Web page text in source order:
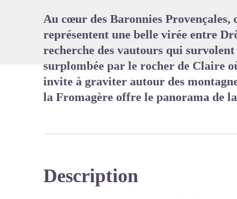
Au cœur des Baronnies
représentent une belle virée entre
recherche des vautours qui
surplombée par le rocher de Claire
invite à graviter autour des
la Fromagère offre le panorama de
Description